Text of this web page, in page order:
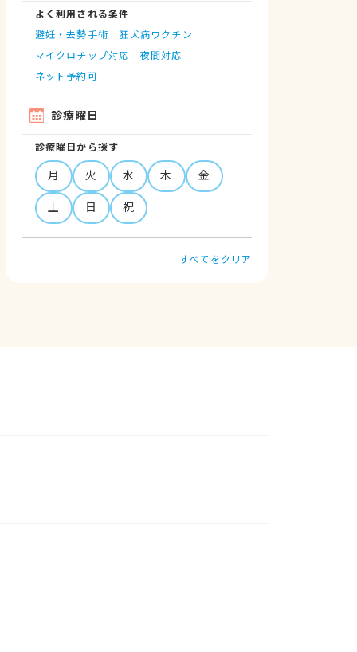
よく利用される条件
避妊・去勢手術
狂犬病ワクチン
マイクロチップ対応
夜間対応
ネット予約可
診療曜日
診療曜日から探す
月 火 水 木
金
土
日 祝
すべてをクリア